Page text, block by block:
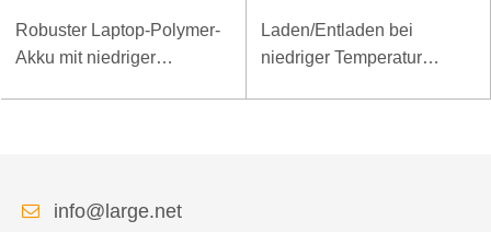
Robuster Laptop-Polymer-
Akku mit niedriger
Laden/Entladen bei
niedriger Temperatur
info@large.net